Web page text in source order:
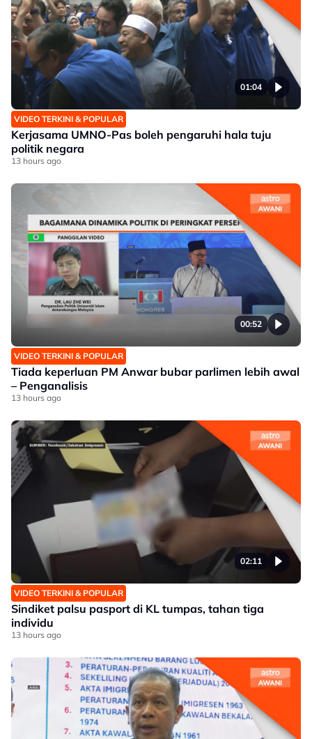
01:04
VIDEO TERKINI & POPULAR
Kerjasama UMNO-Pas boleh pengaruhi hala tuju
politik negara
13 hours ago
00:52
VIDEO TERKINI & POPULAR
Tiada keperluan PM Anwar bubar parlimen lebih awal
– Penganalisis
13 hours ago
02:11
VIDEO TERKINI & POPULAR
Sindiket palsu pasport di KL tumpas, tahan tiga
individu
13 hours ago